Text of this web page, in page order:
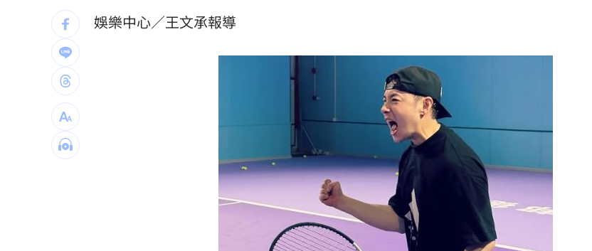
台灣地震97％是這2種 氣象署認證破壞力大
曾經歷合約糾紛 THE BOYZ確定9人續約
蛋量慘掉2成！專家曝恐缺到「這月份」
3歲童吃火鍋打翻燙傷！母告負責人結局曝 15:38
宣傳單用中共國徽 住宅處致歉：嚴格把關 15:32
Meta推AI編碼代理！「1策略」對決OpenAI 15:30
娛樂中心／王文承報導